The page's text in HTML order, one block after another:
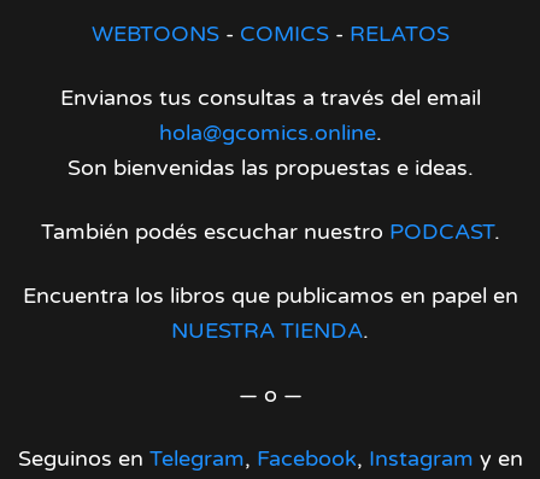
WEBTOONS- COMICS- RELATOS
Envianos tus consultas a través del email
hola@gcomics.online.
Son bienvenidas las propuestas e ideas.
También podés escuchar nuestro PODCAST.
Encuentra los libros que publicamos en papel en
NUESTRA TIENDA.
— o —
Seguinos en Telegram, Facebook, Instagram y en